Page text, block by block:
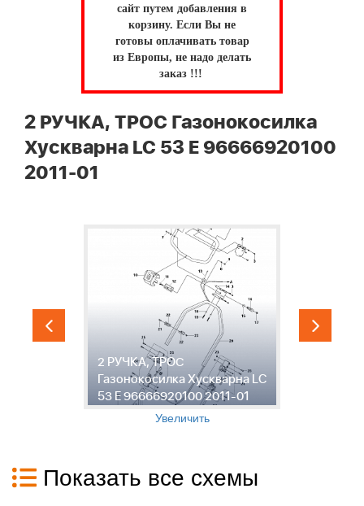
сайт путем добавления в
корзину. Если Вы не
готовы оплачивать товар
из Европы, не надо делать
заказ !!!
2 РУЧКА, ТРОС Газонокосилка
Хускварна LC 53 E 96666920100
2011-01
2 РУЧКА, ТРОС
Газонокосилка Хускварна LC
53 E 96666920100 2011-01
Увеличить
Показать все схемы